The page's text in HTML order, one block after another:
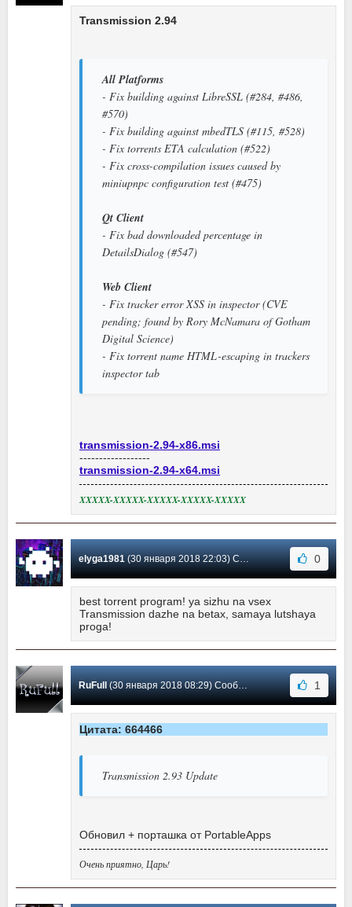
Transmission 2.94
All Platforms
- Fix building against LibreSSL (#284, #486,
#570)
- Fix building against mbedTLS (#115, #528)
- Fix torrents ETA calculation (#522)
- Fix cross-compilation issues caused by
miniupnpc configuration test (#475)
Qt Client
- Fix bad downloaded percentage in
DetailsDialog (#547)
Web Client
- Fix tracker error XSS in inspector (CVE
pending; found by Rory McNamara of Gotham
Digital Science)
- Fix torrent name HTML-escaping in trackers
inspector tab
transmission-2.94-x86.msi
------------------
transmission-2.94-x64.msi
XXXXX-XXXXX-XXXXX-XXXXX-XXXXX
elyga1981(30 января 2018 22:03) Сообщение #56 0
best torrent program! ya sizhu na vsex
Transmission dazhe na betax, samaya lutshaya
proga!
RuFull (30 января 2018 08:29) Сообщение #55 1
Цитата: 664466
Transmission 2.93 Update
Обновил + порташка от PortableApps
Очень приятно, Царь!